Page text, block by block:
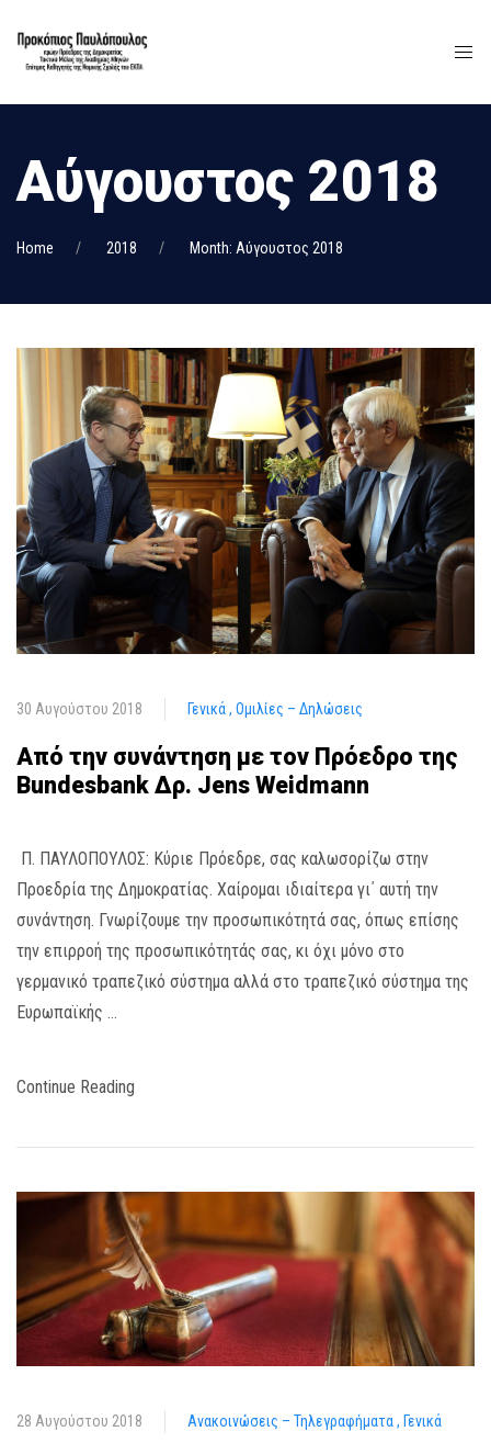
Αύγουστος 2018
Home 2018 Month: Αύγουστος 2018
30 Αυγούστου 2018 Γενικά Ομιλίες – Δηλώσεις
Aπό την συνάντηση με τον Πρόεδρο της
Bundesbank Δρ. Jens Weidmann
Π. ΠΑΥΛΟΠΟΥΛΟΣ: Κύριε Πρόεδρε, σας καλωσορίζω στην
Προεδρία της Δημοκρατίας. Χαίρομαι ιδιαίτερα γι΄ αυτή την
συνάντηση. Γνωρίζουμε την προσωπικότητά σας, όπως επίσης
την επιρροή της προσωπικότητάς σας, κι όχι μόνο στο
γερμανικό τραπεζικό σύστημα αλλά στο τραπεζικό σύστημα της
Ευρωπαϊκής …
Continue Reading
28 Αυγούστου 2018 Ανακοινώσεις – Τηλεγραφήματα Γενικά